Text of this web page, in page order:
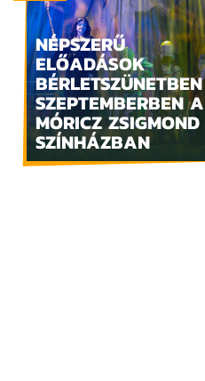
NÉPSZERŰ
ELŐADÁSOK
BÉRLETSZÜNETBEN
SZEPTEMBERBEN A
MÓRICZ ZSIGMOND
SZÍNHÁZBAN